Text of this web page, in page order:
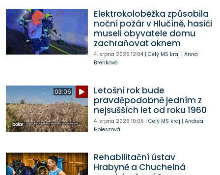
Elektrokoloběžka způsobila
noční požár v Hlučíně, hasiči
museli obyvatele domu
zachraňovat oknem
4. srpna 2026 12:04| Celý MS kraj | Anna
Břenková
03:06
Letošní rok bude
pravděpodobně jedním z
nejsušších let od roku 1960
4. srpna 2026 10:05 | Celý MS kraj | Andrea
Holeszová
Rehabilitační ústav
Hrabyně a Chuchelná